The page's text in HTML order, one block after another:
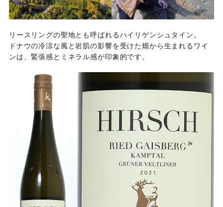
リースリングの聖地とも呼ばれるハイリゲンシュタイン。
ドナウの冷涼な風と岩肌の影響を受けた畑から生まれるワイ
ンは、緊張感とミネラル感が印象的です。